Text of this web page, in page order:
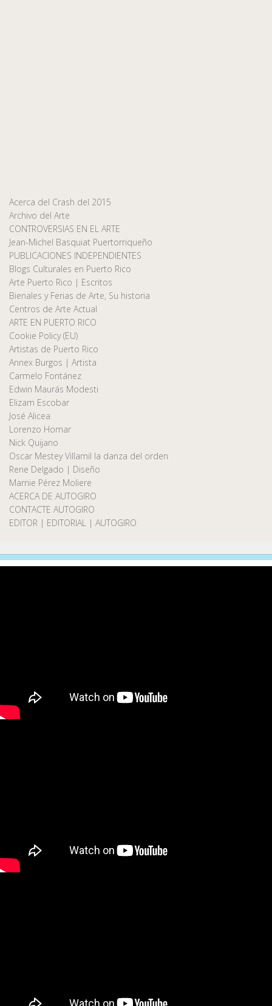
Acerca del Crash del 2015
Archivo del Arte
CONTROVERSIAS EN EL ARTE
Jean-Michel Basquiat Puertorriqueño
PUBLICACIONES INDEPENDIENTES
Blogs Culturales en Puerto Rico
Arte Puerto Rico | Escritos
Bienales y Ferias de Arte, Su historia
Centros de Arte Actual
ARTE EN PUERTO RICO
Cookie Policy (EU)
Artistas de Puerto Rico
Annex Burgos | Artista
Carmelo Fontánez
Edwin Maurás Modesti
Elizam Escobar
José Alicea
Lorenzo Homar
Nick Quijano
Oscar Mestey Villamil la danza del orden
Rene Delgado | Diseño
Marnie Pérez Moliere
ACERCA DE AUTOGIRO
CONTACTE AUTOGIRO
EDITOR | EDITORIAL | AUTOGIRO